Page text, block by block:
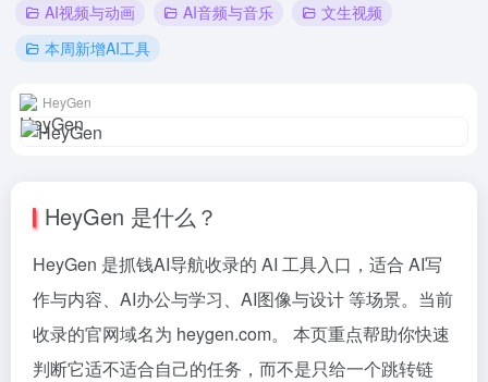
AI视频与动画 AI音频与音乐
文生视频
本周新增AI工具
HeyGen
HeyGen 是什么？
HeyGen 是抓钱AI导航收录的 AI 工具入口，适合 AI写
作与内容、AI办公与学习、AI图像与设计 等场景。当前
收录的官网域名为 heygen.com。 本页重点帮助你快速
判断它适不适合自己的任务，而不是只给一个跳转链